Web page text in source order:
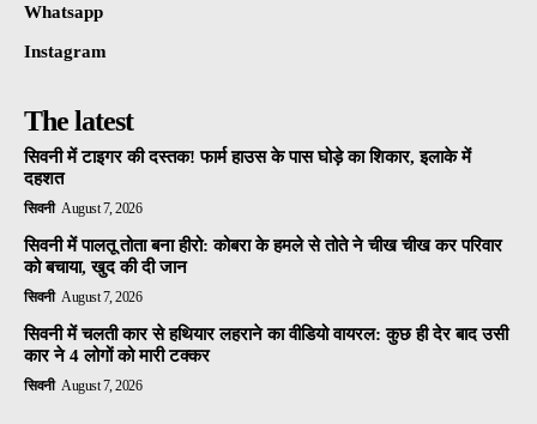
Whatsapp
Instagram
The latest
सिवनी में टाइगर की दस्तक! फार्म हाउस के पास घोड़े का शिकार, इलाके में
दहशत
सिवनी August 7, 2026
सिवनी में पालतू तोता बना हीरो: कोबरा के हमले से तोते ने चीख चीख कर परिवार
को बचाया, खुद की दी जान
सिवनी August 7, 2026
सिवनी में चलती कार से हथियार लहराने का वीडियो वायरल: कुछ ही देर बाद उसी
कार ने 4 लोगों को मारी टक्कर
सिवनी August 7, 2026